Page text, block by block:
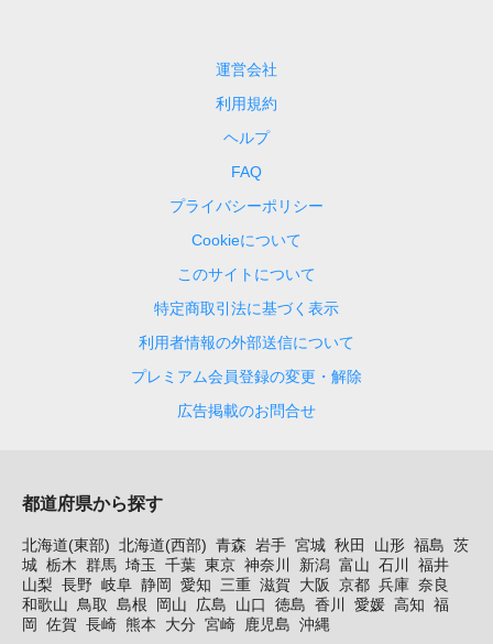
運営会社
利用規約
ヘルプ
FAQ
プライバシーポリシー
Cookieについて
このサイトについて
特定商取引法に基づく表示
利用者情報の外部送信について
プレミアム会員登録の変更・解除
広告掲載のお問合せ
都道府県から探す
北海道(東部) 北海道(西部) 青森 岩手 宮城 秋田 山形 福島 茨
城 栃木 群馬 埼玉 千葉 東京 神奈川 新潟 富山 石川
福井
山梨 長野 岐阜 静岡 愛知 三重 滋賀 大阪 京都 兵庫 奈良
和歌山
鳥取 島根 岡山 広島 山口 徳島 香川 愛媛 高知 福
岡 佐賀 長崎 熊本 大分 宮崎 鹿児島 沖縄